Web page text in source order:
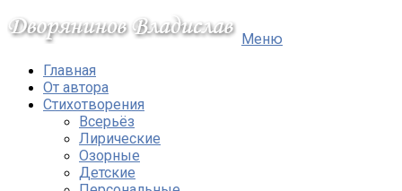
Меню
Главная
От автора
Стихотворения
Всерьёз
Лирические
Озорные
Детские